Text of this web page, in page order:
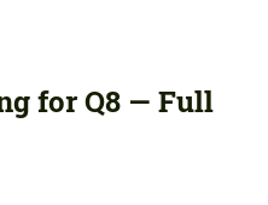
for Q8 — Full